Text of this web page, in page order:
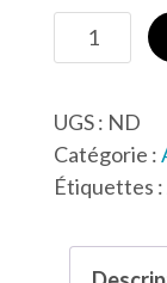
quantité
de
Un
tour
à
UGS : ND
Catégorie :
Étiquettes :